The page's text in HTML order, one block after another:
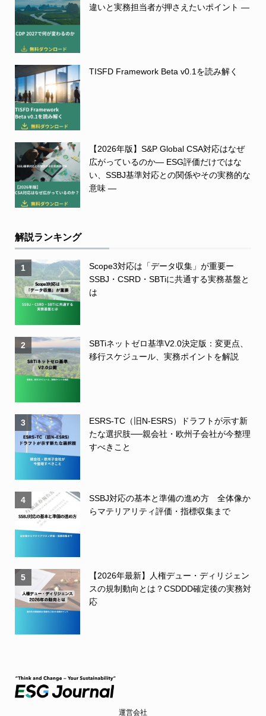
違いと実務担当者が押さえたいポイント ―
TISFD Framework Beta v0.1を読み解く
【2026年版】S&P Global CSA対応はなぜ
広がっているのか― ESG評価だけではな
い、SSBJ基準対応との関係やその実務的な
意味 ―
解説ランキング
1
Scope3対応は「データ収集」が重要ー
SSBJ・CSRD・SBTiに共通する実務基盤と
は
2
SBTiネットゼロ基準V2.0決定版：変更点、
移行スケジュール、実務ポイントを解説
3
ESRS-TC（旧N-ESRS）ドラフトが示す新
たな選択肢──親会社・欧州子会社が今整理
すべきこと
4
SSBJ対応の基本と準備の進め方 全体像か
らマテリアリティ評価・指標収集まで
5
【2026年最新】人権デュー・ディリジェン
スの規制動向とは？CSDDD確定後の実務対
応
運営会社